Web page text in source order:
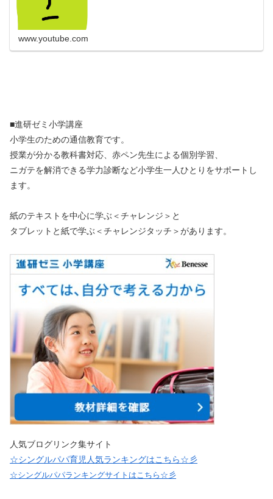
www.youtube.com
■進研ゼミ小学講座
小学生のための通信教育です。
授業が分かる教科書対応、赤ペン先生による個別学習、
ニガテを解消できる学力診断など小学生一人ひとりをサポートし
ます。
紙のテキストを中心に学ぶ＜チャレンジ＞と
タブレットと紙で学ぶ＜チャレンジタッチ＞があります。
人気ブログリンク集サイト
☆シングルパパ育児人気ランキングはこちら☆彡
☆シングルパパランキングサイトはこちら☆彡